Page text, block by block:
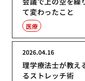
て変わったこと
医療
理学療法士が教え
るストレッチ術
2026.04.16